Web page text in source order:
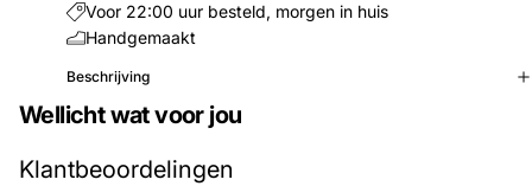
Voor 22:00 uur besteld, morgen in huis
Handgemaakt
Beschrijving
Wellicht wat voor jou
Klantbeoordelingen